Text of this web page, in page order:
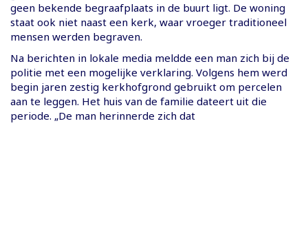
geen bekende begraafplaats in de buurt ligt. De woning
staat ook niet naast een kerk, waar vroeger traditioneel
mensen werden begraven.
Na berichten in lokale media meldde een man zich bij de
politie met een mogelijke verklaring. Volgens hem werd
begin jaren zestig kerkhofgrond gebruikt om percelen
aan te leggen. Het huis van de familie dateert uit die
periode. „De man herinnerde zich dat